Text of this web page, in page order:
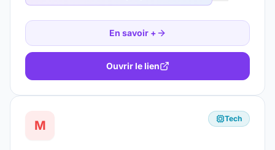
En savoir +
Ouvrir le lien
M Tech